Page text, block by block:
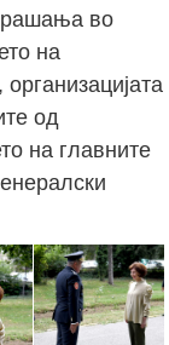
во
на
од
на главните